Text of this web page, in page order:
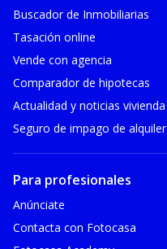
Buscador de Inmobiliarias
Tasación online
Vende con agencia
Comparador de hipotecas
Actualidad y noticias vivienda
Seguro de impago de alquiler
Para profesionales
Anúnciate
Contacta con Fotocasa